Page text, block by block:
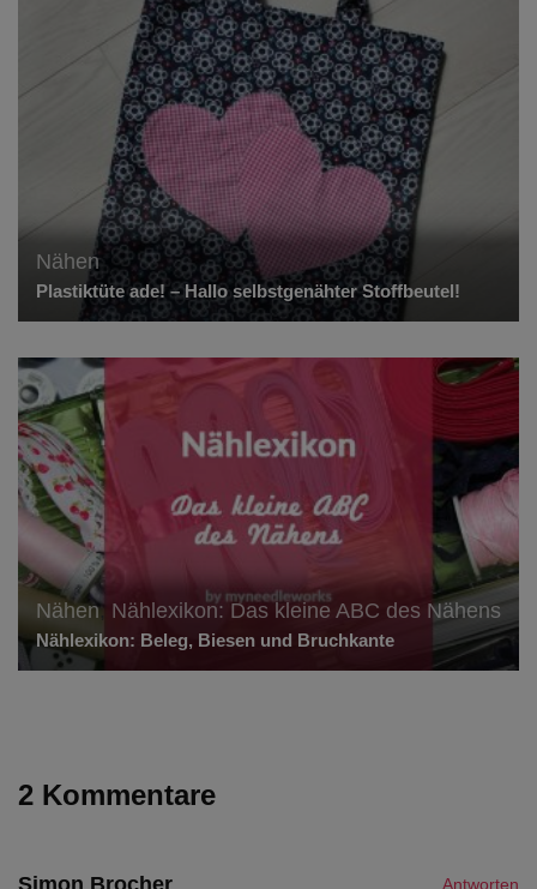
Nähen
Plastiktüte ade! – Hallo selbstgenähter Stoffbeutel!
Nähen, Nählexikon: Das kleine ABC des Nähens
Nählexikon: Beleg, Biesen und Bruchkante
2 Kommentare
Simon Brocher Antworten